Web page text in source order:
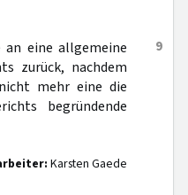
9
an eine allgemeine
zurück, nachdem
mehr eine die
begründende
Karsten Gaede